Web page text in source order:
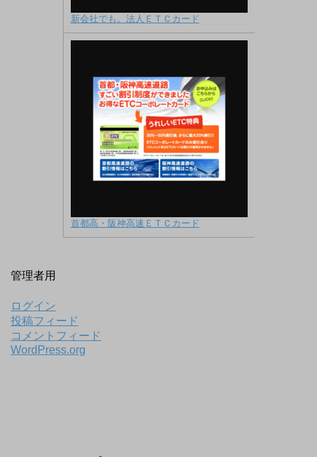
新会社でも。法人ＥＴＣカード
首都高・阪神高速ＥＴＣカード
管理者用
ログイン
投稿フィード
コメントフィード
WordPress.org